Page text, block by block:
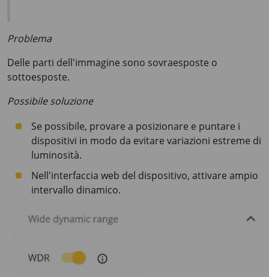
Problema
Delle parti dell'immagine sono sovraesposte o
sottoesposte.
Possibile soluzione
Se possibile, provare a posizionare e puntare i
dispositivi in modo da evitare variazioni estreme di
luminosità.
Nell'interfaccia web del dispositivo, attivare ampio
intervallo dinamico.